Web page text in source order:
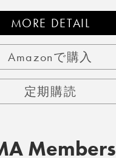
MORE DETAIL
Amazonで購入
定期購読
Members